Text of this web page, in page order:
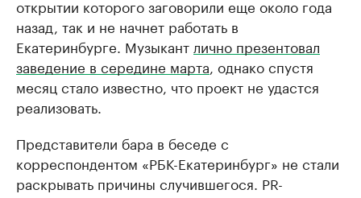
открытии которого заговорили еще около года
назад, так и не начнет работать в
Екатеринбурге. Музыкант лично презентовал
заведение в середине марта, однако спустя
месяц стало известно, что проект не удастся
реализовать.
Представители бара в беседе с
корреспондентом «РБК-Екатеринбург» не стали
раскрывать причины случившегося. PR-